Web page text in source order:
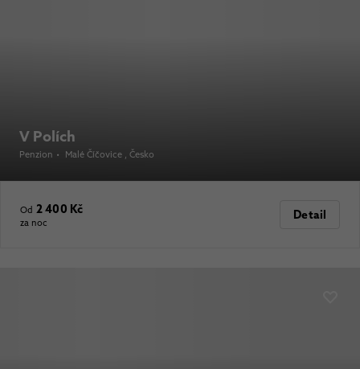
V Polích
Penzion • Malé Číčovice , Česko
Od 2 400 Kč
za noc
Detail